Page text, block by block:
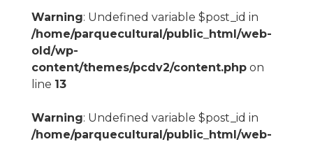
Warning: Undefined variable $post_id in
/home/parquecultural/public_html/web-
old/wp-
content/themes/pcdv2/content.phpon
line 13
Warning: Undefined variable $post_id in
/home/parquecultural/public_html/web-